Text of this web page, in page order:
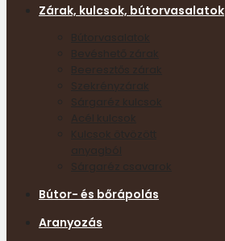
Zárak, kulcsok, bútorvasalatok
Bútorvasalatok
Bevéshető zárak
Beeresztős zárak
Szekrényzárak
Sárgaréz kulcsok
Acél kulcsok
Kulcsok ötvözött
Sárgaréz csavarok
Bútor- és bőrápolás
Aranyozás